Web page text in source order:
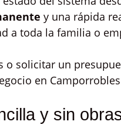
y una rápida
a toda la familia o
o solicitar un
en
y sin